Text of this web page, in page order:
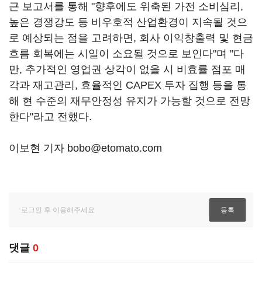
근 보고서를 통해 "향후에도 위축된 가전 소비심리,
높은 경쟁강도 등 비우호적 산업환경이 지속될 것으
로 예상되는 점을 고려하면, 회사 이익창출력 및 현금
흐름 회복에는 시일이 소요될 것으로 보인다"며 "다
만, 추가적인 영업권 상각이 없을 시 비효률 점포 매
각과 재고관리, 효율적인 CAPEX 투자 집행 등을 통
해 현 수준의 재무안정성 유지가 가능할 것으로 전망
한다"라고 전했다.
이보현 기자 bobo@etomato.com
댓글 0